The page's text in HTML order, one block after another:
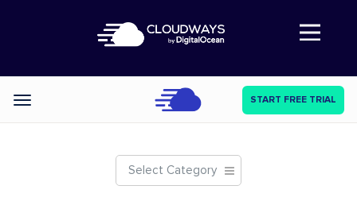
Abre a navegação
Categories START FREE TRIAL
Select Category